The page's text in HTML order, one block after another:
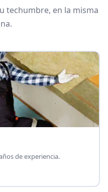
techumbre, en la misma
de experiencia.